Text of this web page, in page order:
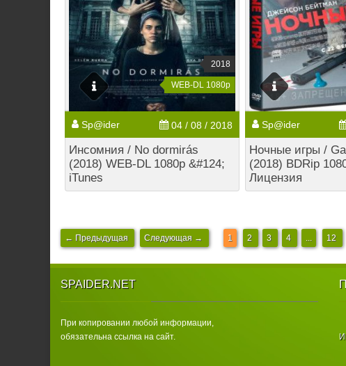
2018
WEB-DL 1080p
Sp@ider 04 / 08 / 2018
Инсомния / No dormirás
(2018) WEB-DL 1080p &#124;
iTunes
Sp@ider
Ночные игры /
(2018) BDRip
Лицензия
← Предыдущая Следующая → 1 2 3 4 ... 12
SPAIDER.NET
При копировании любой информации,
обязательна ссылка на сайт.